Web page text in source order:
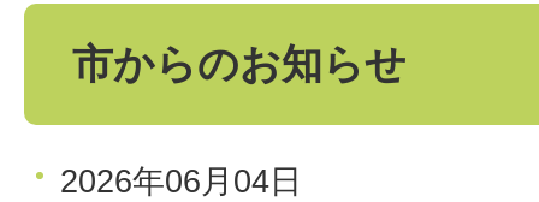
市からのお知らせ
2026年06月04日